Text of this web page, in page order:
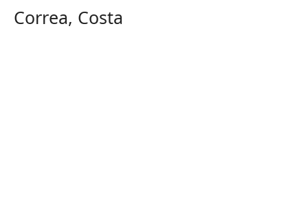
Correa, Costa